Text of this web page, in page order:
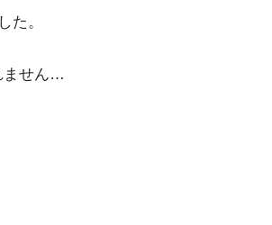
た。
ません…